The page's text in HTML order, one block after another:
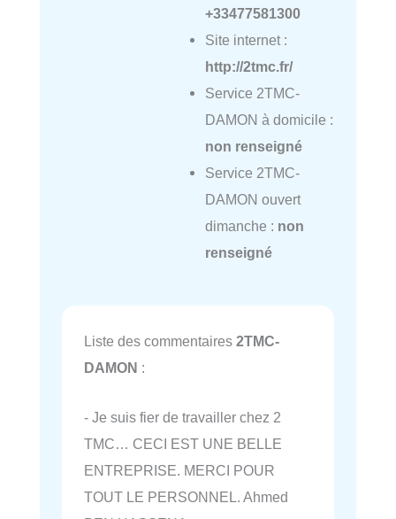
+33477581300
Site internet :
http://2tmc.fr/
Service 2TMC-
DAMON à domicile :
non renseigné
Service 2TMC-
DAMON ouvert
dimanche : non
renseigné
Liste des commentaires 2TMC-
DAMON :
- Je suis fier de travailler chez 2
TMC… CECI EST UNE BELLE
ENTREPRISE. MERCI POUR
TOUT LE PERSONNEL. Ahmed